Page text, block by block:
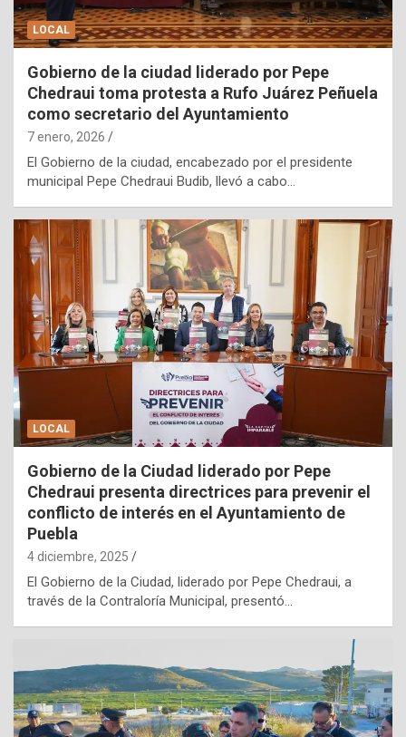
LOCAL
Gobierno de la ciudad liderado por Pepe
Chedraui toma protesta a Rufo Juárez Peñuela
como secretario del Ayuntamiento
7 enero, 2026
El Gobierno de la ciudad, encabezado por el presidente
municipal Pepe Chedraui Budib, llevó a cabo…
LOCAL
Gobierno de la Ciudad liderado por Pepe
Chedraui presenta directrices para prevenir el
conflicto de interés en el Ayuntamiento de
Puebla
4 diciembre, 2025
El Gobierno de la Ciudad, liderado por Pepe Chedraui, a
través de la Contraloría Municipal, presentó…